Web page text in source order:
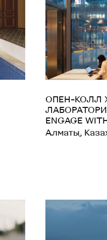
ОПЕН-КОЛЛ
ENGAGE
Алматы,